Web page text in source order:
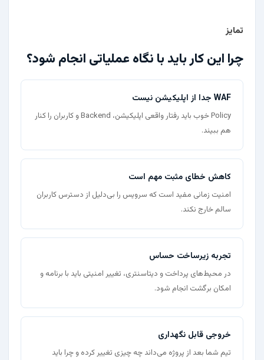
تمایز
چرا این کار باید با نگاه عملیاتی انجام شود؟
WAF جدا از اپلیکیشن نیست
Policy خوب باید رفتار واقعی اپلیکیشن، Backend و کاربران را کنار
هم ببیند.
کاهش خطای مثبت مهم است
امنیت زمانی مفید است که سرویس را بی‌دلیل از دسترس کاربران
سالم خارج نکند.
تجربه زیرساخت حساس
در محیط‌های پرداخت و دیتاسنتری، تغییر امنیتی باید با برنامه و
امکان برگشت انجام شود.
خروجی قابل نگهداری
تیم شما بعد از پروژه می‌داند چه چیزی تغییر کرده و چرا باید